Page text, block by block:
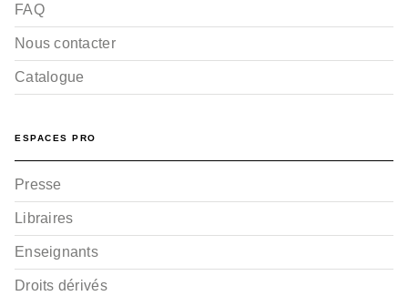
FAQ
Nous contacter
Catalogue
ESPACES PRO
Presse
Libraires
Enseignants
Droits dérivés